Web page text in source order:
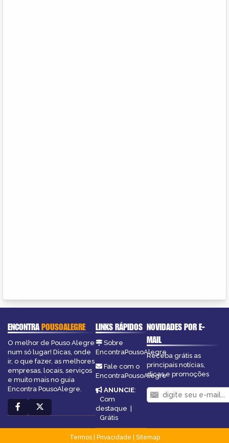
ENCONTRAPOUSOALEGRE
O melhor de Pouso Alegre
num só lugar! Dicas, onde
ir, o que fazer, as melhores
empresas, locais, serviços
e muito mais no guia
Encontra PousoAlegre.
LINKS RÁPIDOS
Sobre
EncontraPousoAlegre
Fale com o
EncontraPousoAlegre
ANUNCIE:
Com
destaque
Grátis
NOVIDADES POR E-
MAIL
Receba grátis as
principais notícias,
dicas e promoções
Termos| Privacidade
Sitemap